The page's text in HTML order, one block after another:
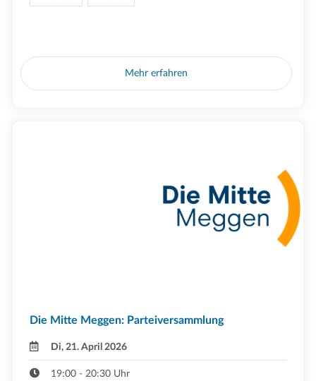
Mehr erfahren
Die Mitte Meggen: Parteiversammlung
Di, 21. April 2026
19:00 - 20:30 Uhr